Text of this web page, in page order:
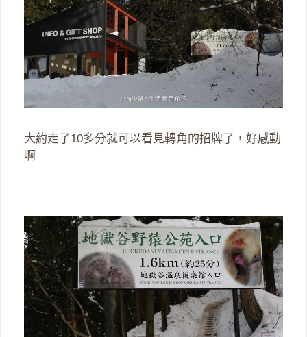
大約走了10多分就可以看見轉角的招牌了，好感動
啊